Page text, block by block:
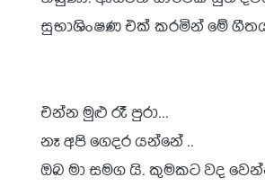
සුභාශිංෂණ එක් කරමින් මේ
එන්න මුළු රෑ පුරා…
නෑ අපි ගෙදර යන්නේ ..
ඔබ මා සමග යි. කුමකට වද